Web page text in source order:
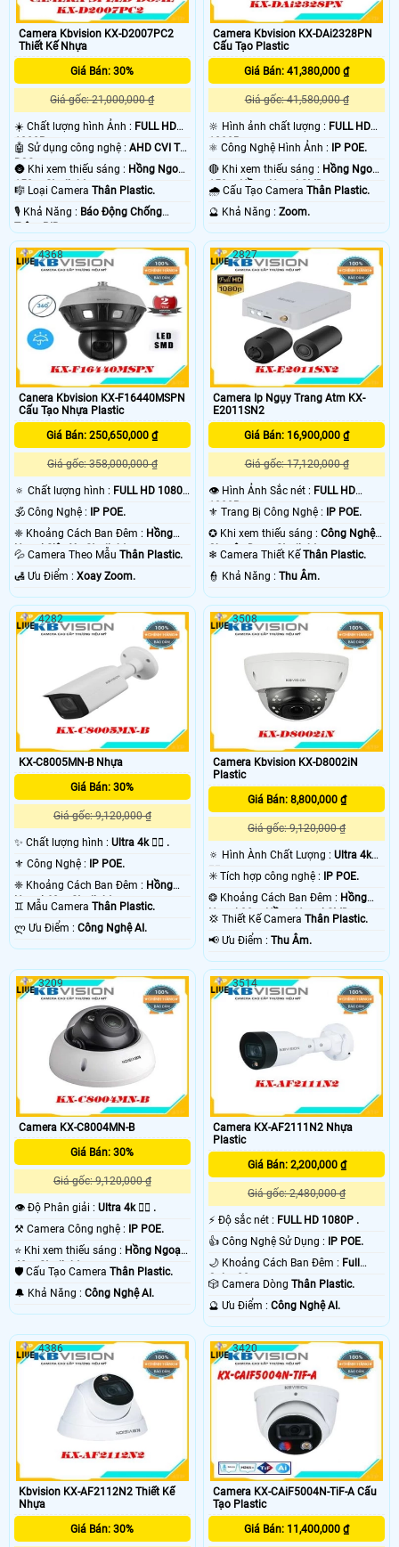
Camera Kbvision KX-D2007PC2
Thiết Kế Nhựa
Giá Bán: 30%
Giá gốc: 21,000,000 ₫
☀️ Chất lượng hình Ảnh : FULL HD
1080P .
🤖️ Sử dụng công nghệ : AHD CVI TVI
BCS.
🌚 Khi xem thiếu sáng : Hồng Ngoại
150m Starlight.
🎼️ Loại Camera Thân Plastic.
️🎙 Khả Năng : Báo Động Chống
Camera Kbvision KX-DAi2328PN
Cấu Tạo Plastic
Giá Bán: 41,380,000 ₫
Giá gốc: 41,580,000 ₫
🔆 Hình ảnh chất lượng : FULL HD
1080P .
⚛️ Công Nghệ Hình Ảnh :
IP POE.
🔴 Khi xem thiếu sáng : Hồng Ngoại
150m Hồng Ngoại SMD.
🌧️ Cấu Tạo CameraThân Plastic.
️🔮 Khả Năng :Zoom.
Canera Kbvision KX-F16440MSPN
Cấu Tạo Nhựa Plastic
Giá Bán: 250,650,000 ₫
Giá gốc: 358,000,000 ₫
🔅 Chất lượng hình : FULL HD 1080P
🕉️ Công Nghệ :
IP POE.
❈ Khoảng Cách Ban Đêm : Hồng
Ngoại Siêu Xa Starlight.
💦 Camera Theo Mẫu Thân Plastic.
️🛃 Ưu Điểm : Xoay Zoom.
4368
Camera Ip Ngụy Trang Atm KX-
E2011SN2
Giá Bán: 16,900,000 ₫
Giá gốc: 17,120,000 ₫
👁 Hình Ảnh Sắc nét : FULL HD
1080P .
⚜️ Trang Bị Công Nghệ :
IP POE.
✪ Khi xem thiếu sáng :Công Nghệ
Chuyên Dụng Starlight.
❄ Camera Thiết KếThân Plastic.
️👮 Khả Năng :Thu Âm.
2827
KX-C8005MN-B Nhựa
Giá Bán: 30%
Giá gốc: 9,120,000 ₫
✨ Chất lượng hình : Ultra 4k 👍🏾 .
⚜️ Công Nghệ :
IP POE.
❈ Khoảng Cách Ban Đêm : Hồng
Ngoại 60m Starlight.
♊ Mẫu Camera Thân Plastic.
️ლ Ưu Điểm : Công Nghệ AI.
4282
Camera Kbvision KX-D8002iN
Plastic
Giá Bán: 8,800,000 ₫
Giá gốc: 9,120,000 ₫
🔅 Hình Ành Chất Lượng :Ultra 4k
👍🏾 .
✳️ Tích hợp công nghệ :
IP POE.
❂ Khoảng Cách Ban Đêm : Hồng
Ngoại 30m Hồng Ngoại SMD.
💢 Thiết Kế CameraThân Plastic.
️📢 Ưu Điểm :Thu Âm.
3508
Camera KX-C8004MN-B
Giá Bán: 30%
Giá gốc: 9,120,000 ₫
👁 Độ Phân giải : Ultra 4k 👍🏾 .
⚒ Camera Công nghệ : IP POE.
⭐ Khi xem thiếu sáng : Hồng Ngoại
40m Starlight.
🛡 Cấu Tạo Camera Thân Plastic.
️🔔 Khả Năng : Công Nghệ AI.
3209
Camera KX-AF2111N2 Nhựa
Plastic
Giá Bán: 2,200,000 ₫
Giá gốc: 2,480,000 ₫
️⚡ Độ sắc nét : FULL HD 1080P .
👍 Công Nghệ Sử Dụng : IP POE.
🌙 Khoảng Cách Ban Đêm : Full
Color 20m .
🎲 Camera DòngThân Plastic.
️🔮 Ưu Điểm :Công Nghệ AI.
3514
Kbvision KX-AF2112N2 Thiết Kế
Nhựa
Giá Bán: 30%
4386
Camera KX-CAiF5004N-TiF-A Cấu
Tạo Plastic
Giá Bán: 11,400,000 ₫
3420